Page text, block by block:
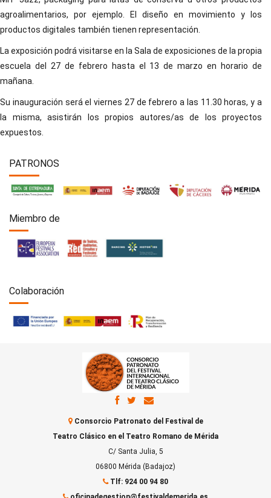
agroalimentarios, por ejemplo. El diseño en movimiento y los
productos digitales también tienen representación.
La exposición podrá visitarse en la Sala de exposiciones de la propia
escuela del 27 de febrero hasta el 13 de marzo en horario de
mañana.
Su inauguración será el viernes 27 de febrero a las 11.30 horas, y a
la misma, asistirán los propios autores/as de los proyectos
expuestos.
PATRONOS
Miembro de
Colaboración
Consorcio Patronato del Festival de
Teatro Clásico en el Teatro Romano de Mérida
C/ Santa Julia, 5
06800 Mérida (Badajoz)
Tlf: 924 00 94 80